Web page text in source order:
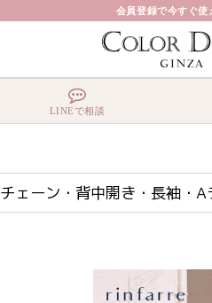
会員登録で今すぐ
LINEで相談
ェーン・背中開き・長袖・Aライン・
ーン・背中開き・長袖・